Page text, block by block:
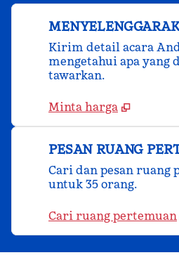
Kirim detail acara
mengetahui apa yang
tawarkan.
Minta harga
PESAN RUANG
Cari dan pesan ruang
untuk 35 orang.
Cari ruang pertemuan